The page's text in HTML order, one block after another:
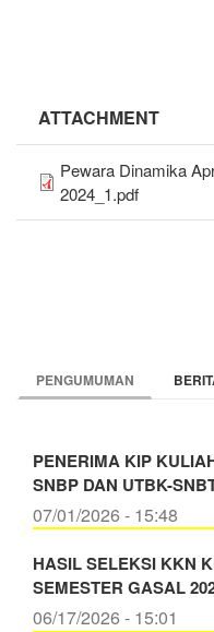
ATTACHMENT
Pewara Dinamika
2024_1.pdf
PENGUMUMAN
PENERIMA KIP
SNBP DAN UTBK-
07/01/2026 - 15:48
HASIL SELEKSI KKN
SEMESTER GASAL
06/17/2026 - 15:01